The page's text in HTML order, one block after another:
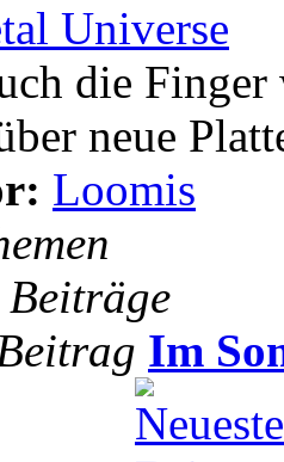
Universe
die
neue
Loomis
Beiträge
Im